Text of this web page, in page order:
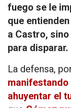
fuego se le
que
a Castro,
para disparar.
La defensa,
ahuyentar el